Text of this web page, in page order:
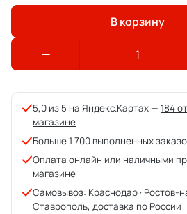
В корзину
5,0 из 5 на Яндекс.Картах — 184
магазине
Больше 1 700 выполненных
Оплата онлайн или наличными
магазине
Самовывоз: Краснодар · Ростов-
Ставрополь, доставка по России